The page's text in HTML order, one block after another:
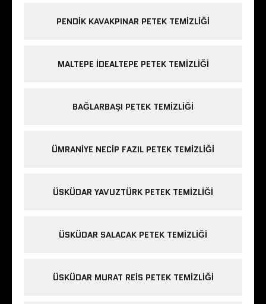
PENDIK KAVAKPINAR PETEK TEMIZLIĞI
MALTEPE IDEALTEPE PETEK TEMIZLIĞI
BAĞLARBAŞI PETEK TEMIZLIĞI
ÜMRANIYE NECIP FAZIL PETEK TEMIZLIĞI
ÜSKÜDAR YAVUZTÜRK PETEK TEMIZLIĞI
ÜSKÜDAR SALACAK PETEK TEMIZLIĞI
ÜSKÜDAR MURAT REIS PETEK TEMIZLIĞI